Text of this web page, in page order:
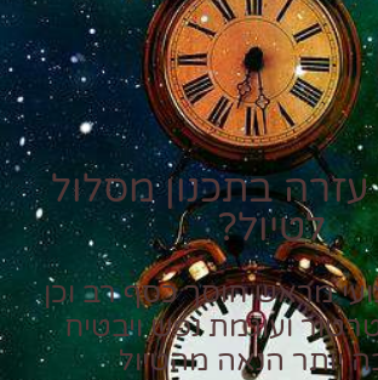
עזרה בתכנון מסלול
לטיול?
מראש חוסך כסף רב וכן
ועוגמת נפש ויבטיח
יותר הנאה מהטיול